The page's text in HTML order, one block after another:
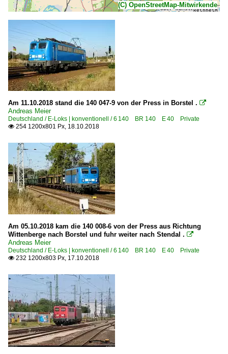
(C) OpenStreetMap-Mitwirkende
Am 11.10.2018 stand die 140 047-9 von der Press in Borstel . 
Andreas Meier
Deutschland / E-Loks | konventionell / 6 140 BR 140 E 40 Private
 254 1200x801 Px, 18.10.2018
Am 05.10.2018 kam die 140 008-6 von der Press aus Richtung
Wittenberge nach Borstel und fuhr weiter nach Stendal . 
Andreas Meier
Deutschland / E-Loks | konventionell / 6 140 BR 140 E 40 Private
 232 1200x803 Px, 17.10.2018